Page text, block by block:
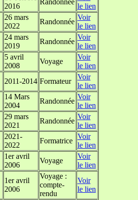
2016
Randonnée
le lien
26 mars
2022
Randonnée
Voir
le lien
24 mars
2019
Randonnée
Voir
le lien
5 avril
2008
Voyage
Voir
le lien
2011-2014 Formateur
Voir
le lien
14 Mars
2004
Randonnée
Voir
le lien
29 mars
2021
Randonnée
Voir
le lien
2021-
2022
Formatrice
Voir
le lien
1er avril
2006
Voyage
Voir
le lien
1er avril
2006
Voyage :
compte-
rendu
Voir
le lien